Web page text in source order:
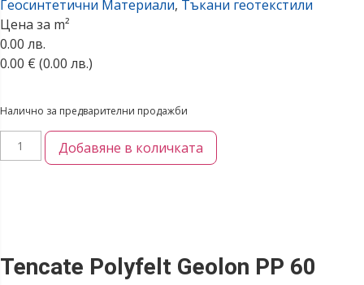
Геосинтетични Материали, Тъкани геотекстили
Цена за m²
0.00 лв.
0.00 € (0.00 лв.)
Налично за предварителни продажби
Добавяне в количката
Tencate Polyfelt Geolon PP 60